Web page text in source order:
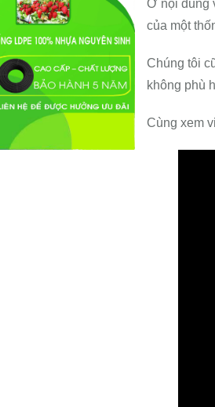
Ở nội dung
của một
Chúng tôi
không phù
Cùng xem